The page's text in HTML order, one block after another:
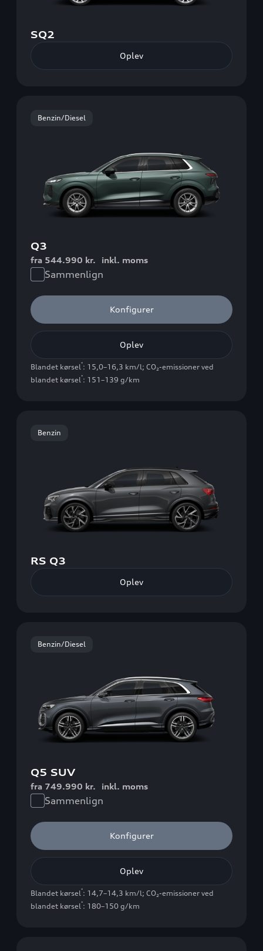
SQ2
Oplev
Benzin/Diesel
Q3
fra 544.990 kr. inkl. moms
Sammenlign
Konfigurer
Oplev
Blandet kørsel*: 15,0–16,3 km/l; CO₂-emissioner ved
blandet kørsel*: 151–139 g/km
Benzin
RS Q3
Oplev
Benzin/Diesel
Q5 SUV
fra 749.990 kr. inkl. moms
Sammenlign
Konfigurer
Oplev
Blandet kørsel*: 14,7–14,3 km/l; CO₂-emissioner ved
blandet kørsel*: 180–150 g/km